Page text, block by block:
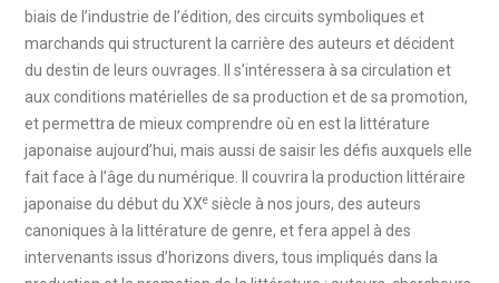
biais de l’industrie de l’édition, des circuits symboliques et
marchands qui structurent la carrière des auteurs et décident
du destin de leurs ouvrages. Il s’intéressera à sa circulation et
aux conditions matérielles de sa production et de sa promotion,
et permettra de mieux comprendre où en est la littérature
japonaise aujourd’hui, mais aussi de saisir les défis auxquels elle
fait face à l’âge du numérique. Il couvrira la production littéraire
japonaise du début du XXesiècle à nos jours, des auteurs
canoniques à la littérature de genre, et fera appel à des
intervenants issus d’horizons divers, tous impliqués dans la